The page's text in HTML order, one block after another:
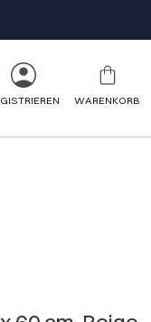
WARENKORB